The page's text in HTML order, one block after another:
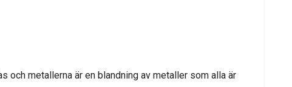
och metallerna är en blandning av metaller som alla är